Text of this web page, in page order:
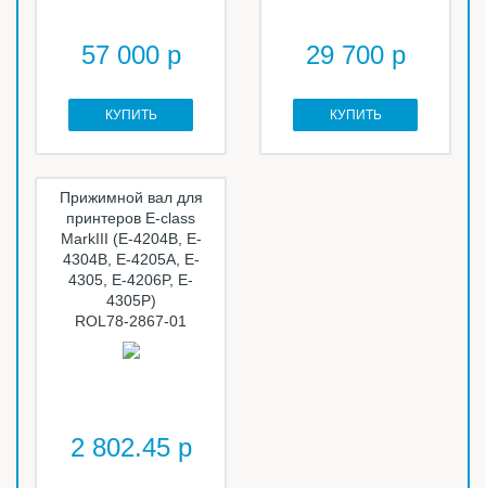
57 000 р
КУПИТЬ
29 700 р
КУПИТЬ
Прижимной вал для
принтеров E-class
MarkIII (E-4204B, E-
4304B, E-4205A, E-
4305, E-4206P, E-
4305P)
ROL78-2867-01
2 802.45 р